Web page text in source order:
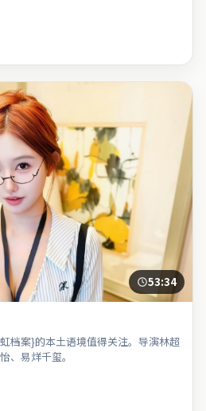
53:34
档案}的本土语境值得关注。导演林超
、易烊千玺。